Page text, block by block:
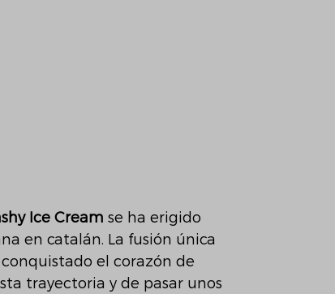
Ice Cream se ha erigido
en catalán. La fusión única
el corazón de
trayectoria y de pasar unos